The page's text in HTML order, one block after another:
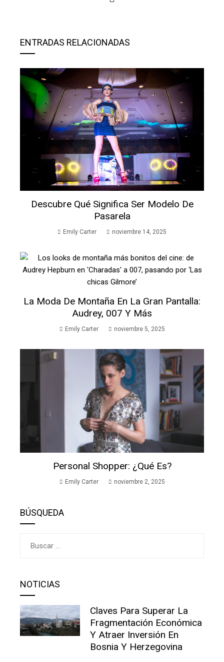
ENTRADAS RELACIONADAS
Descubre Qué Significa Ser Modelo De
Pasarela
Emily Carter noviembre 14, 2025
La Moda De Montaña En La Gran Pantalla:
Audrey, 007 Y Más
Emily Carter noviembre 5, 2025
Personal Shopper: ¿Qué Es?
Emily Carter noviembre 2, 2025
BÚSQUEDA
NOTICIAS
Claves Para Superar La
Fragmentación Económica
Y Atraer Inversión En
Bosnia Y Herzegovina